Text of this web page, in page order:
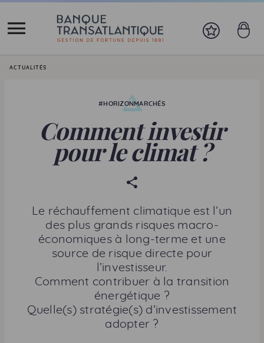
Vous êtes ici:
ACTUALITÉS
#HORIZONMARCHÉS
Comment investir
pour le climat ?
r
t
a
g
e
r
c
e
t
Le réchauffement climatique est l’un
des plus grands risques macro-
économiques à long-terme et une
source de risque directe pour
l’investisseur.
Comment contribuer à la transition
énergétique ?
Quelle(s) stratégie(s) d’investissement
adopter ?